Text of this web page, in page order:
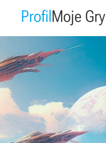
ProfilMoje Gry